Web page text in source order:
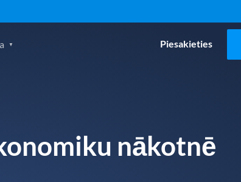
Piesakieties
nākotnē